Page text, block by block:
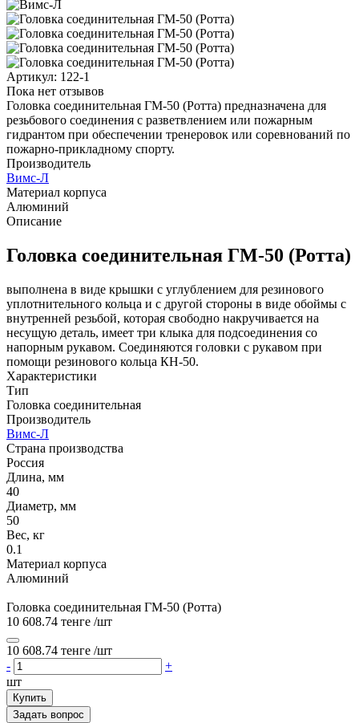
Артикул: 122-1
Пока нет отзывов
Головка соединительная ГМ-50 (Ротта) предназначена для
резьбового соединения с разветвлением или пожарным
гидрантом при обеспечении тренеровок или соревнований по
пожарно-прикладному спорту.
Производитель
Вимс-Л
Материал корпуса
Алюминий
Описание
Головка соединительная ГМ-50 (Ротта)
выполнена в виде крышки с углублением для резинового
уплотнительного кольца и с другой стороны в виде обоймы с
внутренней резьбой, которая свободно накручивается на
несущую деталь, имеет три клыка для подсоединения со
напорным рукавом. Соединяются головки с рукавом при
помощи резинового кольца КН-50.
Характеристики
Тип
Головка соединительная
Производитель
Вимс-Л
Страна производства
Россия
Длина, мм
40
Диаметр, мм
50
Вес, кг
0.1
Материал корпуса
Алюминий
Головка соединительная ГМ-50 (Ротта)
10 608.74 тенге /шт
10 608.74 тенге /шт
-
+
шт
Купить
Задать вопрос